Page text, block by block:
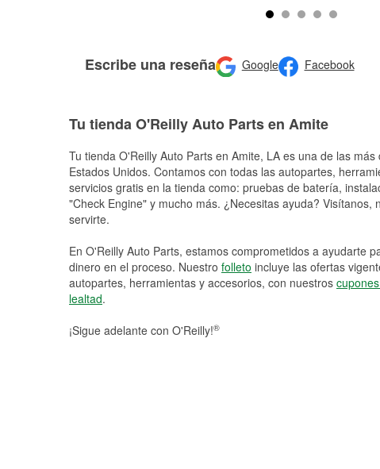
Escribe una reseña Google Facebook
Tu tienda O'Reilly Auto Parts en Amite
Tu tienda O'Reilly Auto Parts en Amite, LA es una de las
Estados Unidos. Contamos con todas las autopartes,
servicios gratis en la tienda como: pruebas de batería,
"Check Engine" y mucho más. ¿Necesitas ayuda?
servirte.
En O'Reilly Auto Parts, estamos comprometidos a ayudarte
dinero en el proceso. Nuestro folleto incluye las ofertas
autopartes, herramientas y accesorios, con nuestros
lealtad.
¡Sigue adelante con O'Reilly!®